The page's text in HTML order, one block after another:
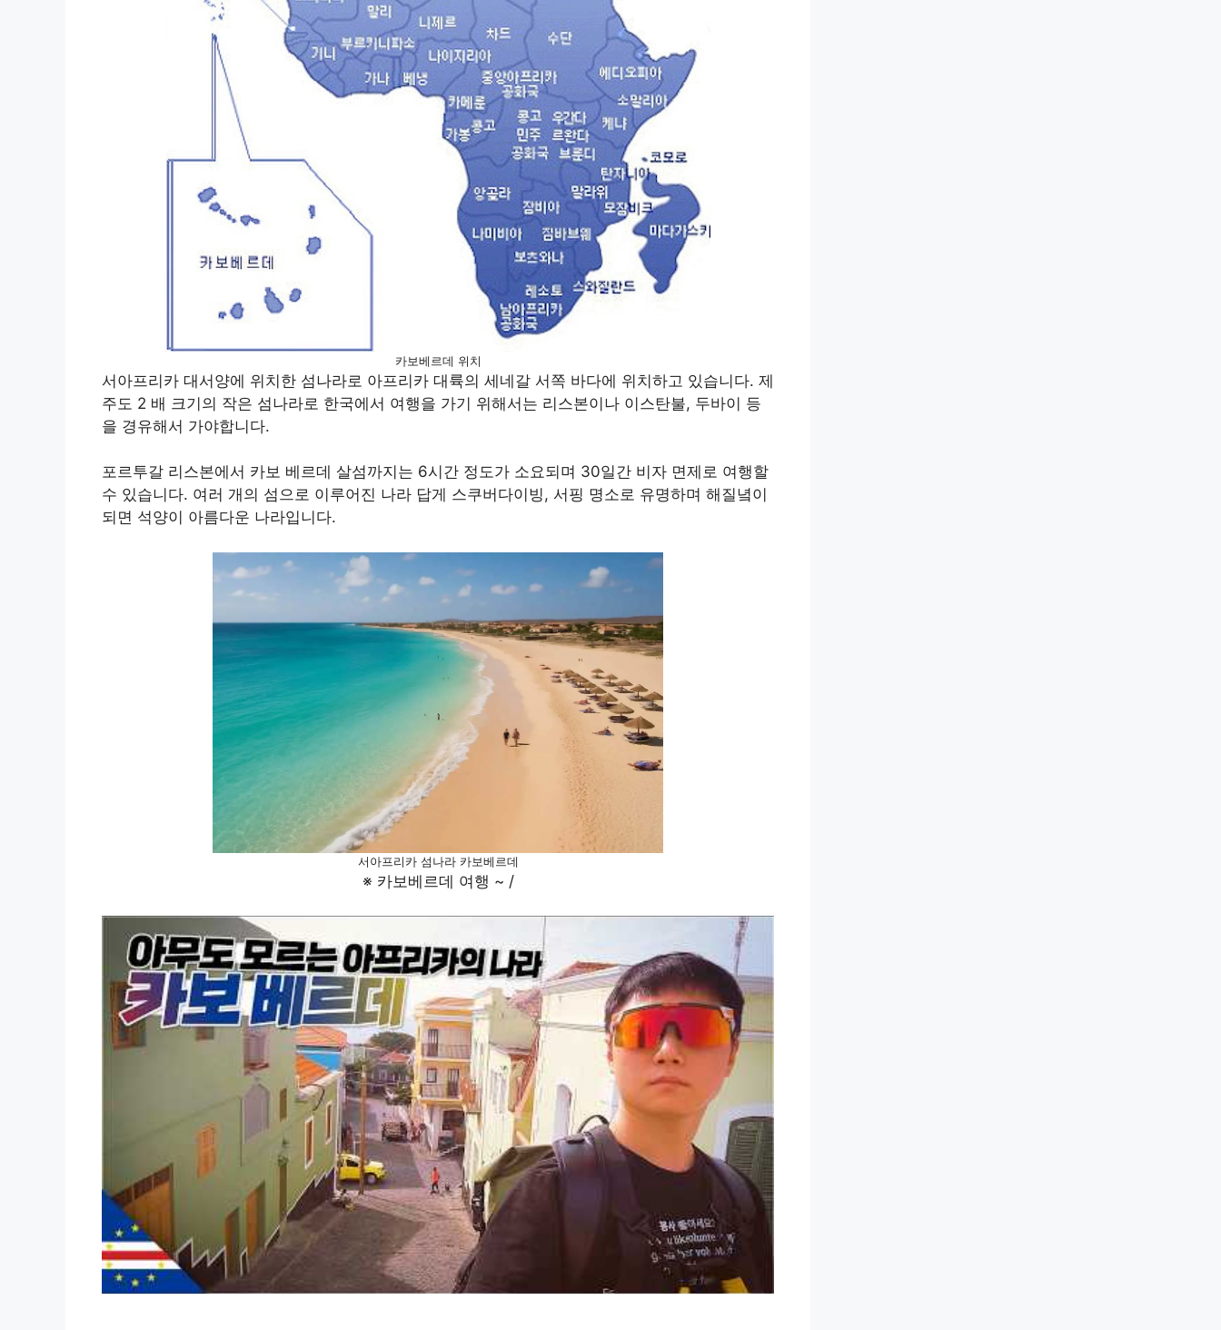
카보베르데 위치
서아프리카 대서양에 위치한 섬나라로 아프리카 대륙의 세네갈 서쪽 바다에 위치하고 있습니다. 제
주도 2 배 크기의 작은 섬나라로 한국에서 여행을 가기 위해서는 리스본이나 이스탄불, 두바이 등
을 경유해서 가야합니다.
포르투갈 리스본에서 카보 베르데 살섬까지는 6시간 정도가 소요되며 30일간 비자 면제로 여행할
수 있습니다. 여러 개의 섬으로 이루어진 나라 답게 스쿠버다이빙, 서핑 명소로 유명하며 해질녘이
되면 석양이 아름다운 나라입니다.
서아프리카 섬나라 카보베르데
※ 카보베르데 여행 ~ /